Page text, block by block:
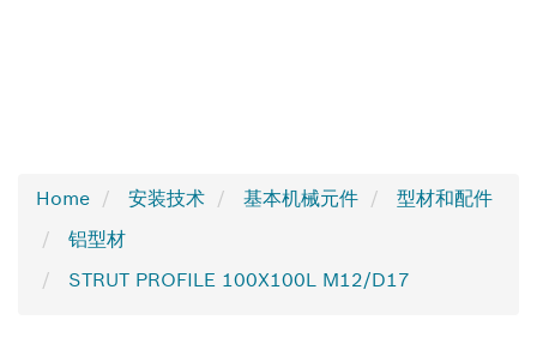
Home 安装技术 基本机械元件
型材和配件
铝型材
STRUT PROFILE 100X100L M12/D17